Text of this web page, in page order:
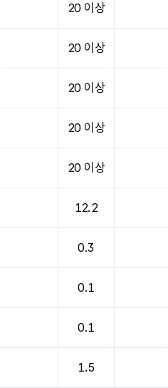
20 이상
20 이상
20 이상
20 이상
20 이상
12.2
0.3
0.1
0.1
1.5